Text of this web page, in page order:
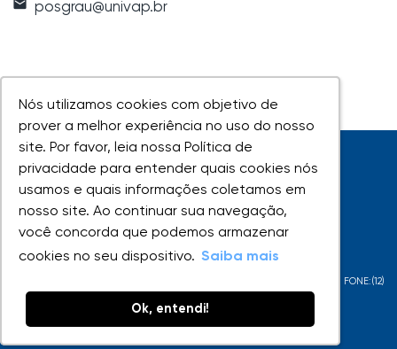
Nós utilizamos cookies com objetivo de
prover a melhor experiência no uso do nosso
site. Por favor, leia nossa Política de
privacidade para entender quais cookies nós
usamos e quais informações coletamos em
nosso site. Ao continuar sua navegação,
você concorda que podemos armazenar
cookies no seu dispositivo. Saiba mais
Ok, entendi!
Nós utilizamos cookies com objetivo de
prover a melhor experiência no uso do nosso
site. Por favor, leia nossa Política de
privacidade para entender quais cookies nós
usamos e quais informações coletamos em
nosso site. Ao continuar sua navegação,
você concorda que podemos armazenar
cookies no seu dispositivo. Saiba mais
Ok, entendi!
email posgrau@univap.br
UNIVAP - Todos os direitos reservados
AV. SHISHIMA HIFUMI, 2911 - URBANOVA - SÃO JOSÉ DOS CAMPOS - SP - FONE:(12)
3947-1000